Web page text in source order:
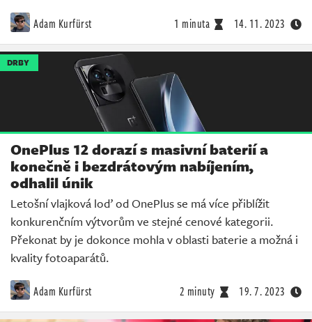
Adam Kurfürst 1 minuta 14. 11. 2023
DRBY
OnePlus 12 dorazí s masivní baterií a
konečně i bezdrátovým nabíjením,
odhalil únik
Letošní vlajková loď od OnePlus se má více přiblížit
konkurenčním výtvorům ve stejné cenové kategorii.
Překonat by je dokonce mohla v oblasti baterie a možná i
kvality fotoaparátů.
Adam Kurfürst 2 minuty 19. 7. 2023